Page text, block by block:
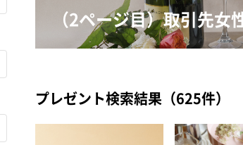
（2ページ目）取引先
プレゼント検索結果（625件）